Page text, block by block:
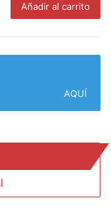
Añadir al carrito
AQUÍ